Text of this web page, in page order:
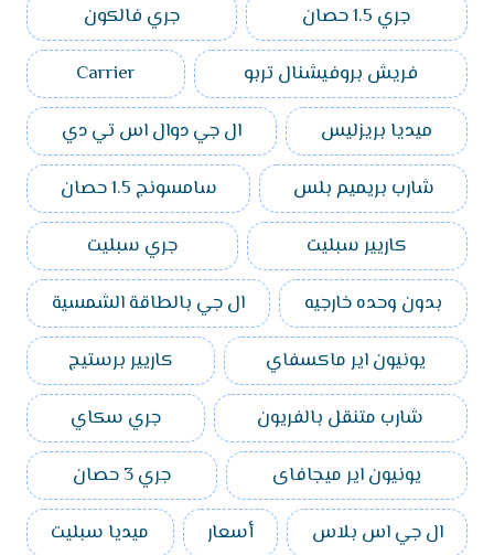
جري 1.5 حصان
جري فالكون
فريش بروفيشنال تربو
Carrier
ميديا بريزليس
ال جي دوال اس تي دي
شارب بريميم بلس
سامسونج 1.5 حصان
كاريير سبليت
جري سبليت
بدون وحده خارجيه
ال جي بالطاقة الشمسية
يونيون اير ماكسفاي
كاريير برستيج
شارب متنقل بالفريون
جري سكاي
يونيون اير ميجافاى
جري 3 حصان
ال جي اس بلاس
أسعار
ميديا سبليت